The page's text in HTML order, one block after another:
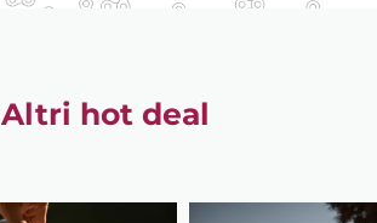
Altri hot deal